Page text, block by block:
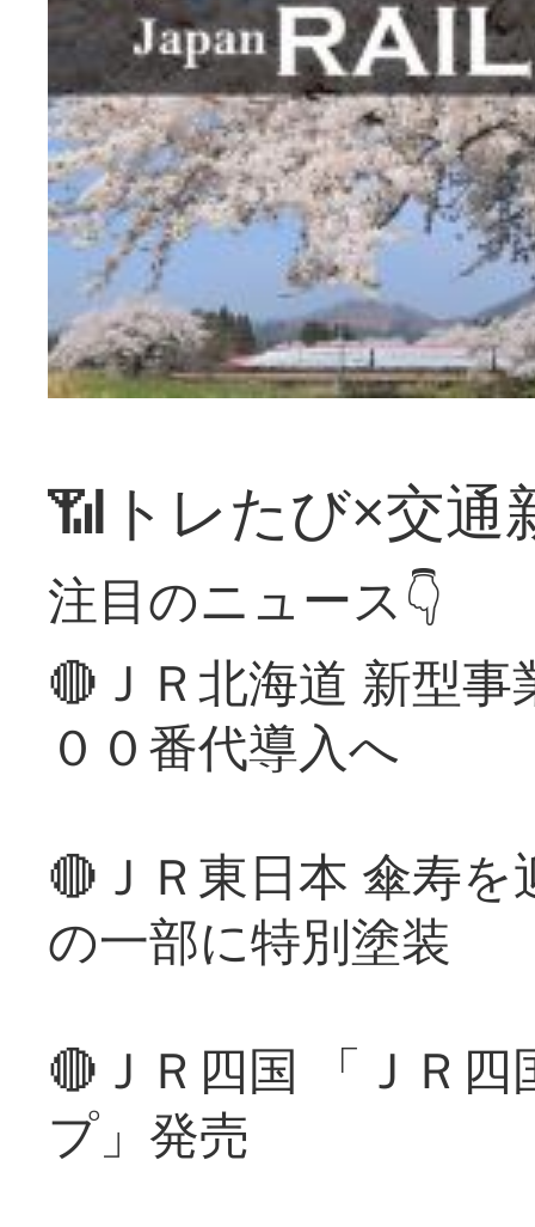
📶トレたび×交通
注目のニュース👇
🔴ＪＲ北海道 新型
００番代導入へ
🔴ＪＲ東日本 傘寿
の一部に特別塗装
🔴ＪＲ四国 「ＪＲ
プ」発売